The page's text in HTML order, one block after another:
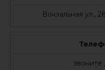
Вокзальная ул.,
звоните